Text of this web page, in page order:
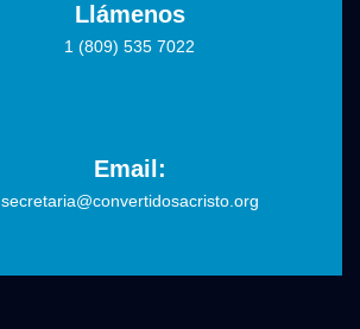
Llámenos
1 (809) 535 7022
Email:
secretaria@convertidosacristo.org